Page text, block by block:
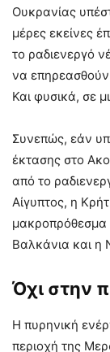
Ουκρανίας
μέρες εκείνες
το ραδιενεργό
να
Και φυσικά, σε
Συνεπώς, εάν
έκτασης στο
από το
Αίγυπτος, η
μακροπρόθεσμα
Βαλκάνια και η
Όχι στην
Η πυρηνική
περιοχή της